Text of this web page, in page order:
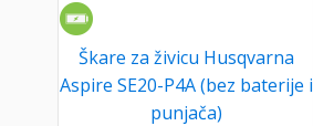
Škare za živicu Husqvarna
Aspire SE20-P4A (bez baterije i
punjača)